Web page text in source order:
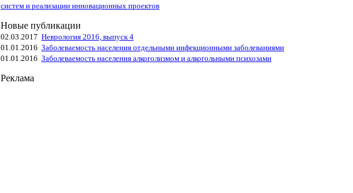
систем и реализации инновационных проектов
Новые публикации
02.03.2017 Неврология 2016, выпуск 4
01.01.2016 Заболеваемость населения отдельными инфекционными заболеваниями
01.01.2016 Заболеваемость населения алкоголизмом и алкогольными психозами
Реклама